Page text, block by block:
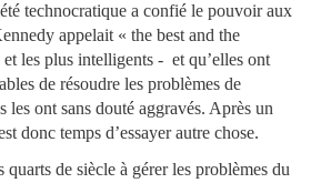
technocratique a confié le pouvoir aux
appelait « the best and the
les plus intelligents - et qu’elles ont
de résoudre les problèmes de
les ont sans douté aggravés. Après un
donc temps d’essayer autre chose.
quarts de siècle à gérer les problèmes du